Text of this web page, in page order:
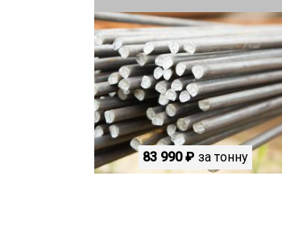
83 990 ₽ за тонну